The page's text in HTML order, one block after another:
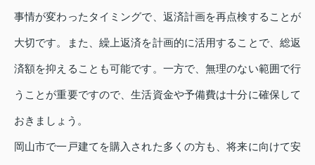
事情が変わったタイミングで、返済計画を再点検することが
大切です。また、繰上返済を計画的に活用することで、総返
済額を抑えることも可能です。一方で、無理のない範囲で行
うことが重要ですので、生活資金や予備費は十分に確保して
おきましょう。
岡山市で一戸建てを購入された多くの方も、将来に向けて安